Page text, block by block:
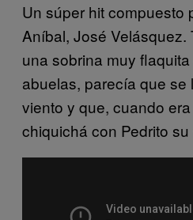
Un súper hit compuesto
Aníbal, José Velásquez.
una sobrina muy
abuelas, parecía que se
viento y que, cuando
chiquichá con Pedrito